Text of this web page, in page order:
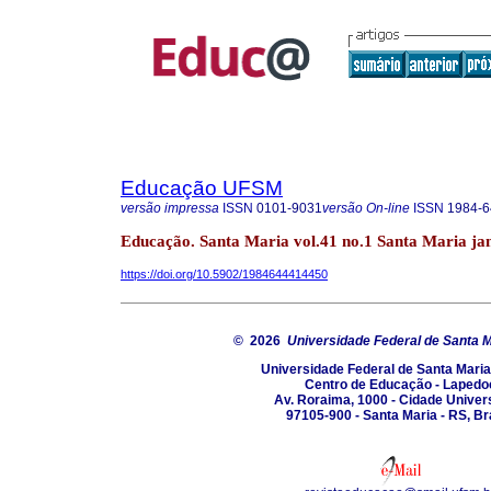
Educação UFSM
versão impressa ISSN 0101-9031versão On-line ISSN 1984-
Educação. Santa Maria vol.41 no.1 Santa Maria
https://doi.org/10.5902/1984644414450
© 2026 Universidade Federal de Santa
Universidade Federal de Santa
Centro de Educação -
Av. Roraima, 1000 - Cidade
97105-900 - Santa Maria - RS,